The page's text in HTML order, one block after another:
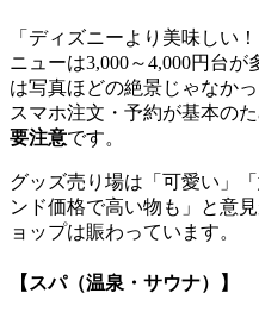
「ディズニーより美味しい
ニューは3,000～4,000円台
は写真ほどの絶景じゃなか
スマホ注文・予約が基本のた
要注意です。
グッズ売り場は「可愛い」
ンド価格で高い物も」と意
ョップは賑わっています。
【スパ（温泉・サウナ）】